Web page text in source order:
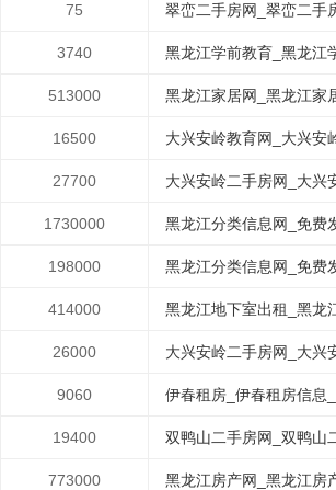
75 翠峦二手房网_翠峦二手
3740 黑龙江学前教育_黑龙江
513000 黑龙江家居网_黑龙江家
16500 大兴安岭教育网_大兴安
27700 大兴安岭二手房网_大兴
1730000 黑龙江分类信息网_免费
198000 黑龙江分类信息网_免费
414000 黑龙江地下室出租_黑龙
26000 大兴安岭二手房网_大兴
9060 伊春租房_伊春租房信息
19400 双鸭山二手房网_双鸭山
773000 黑龙江房产网_黑龙江房